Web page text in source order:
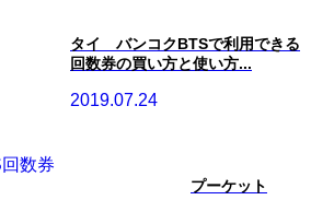
タイ バンコクBTSで利用できる
回数券の買い方と使い方...
2019.07.24
プーケット